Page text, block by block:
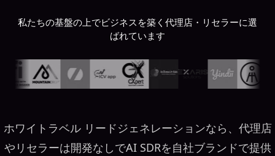
私たちの基盤の上でビジネスを築く代理店・リセラーに選
ばれています
ホワイトラベル リードジェネレーションなら、代理店
やリセラーは開発なしでAI SDRを自社ブランドで提供